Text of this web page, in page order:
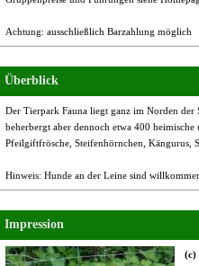
Achtung: ausschließlich Barzahlung möglich
Überblick
Der Tierpark Fauna liegt ganz im Norden der
beherbergt aber dennoch etwa 400
Pfeilgiftfrösche, Steifenhörnchen, Kängurus,
Hinweis: Hunde an der Leine sind
Impression
(c)